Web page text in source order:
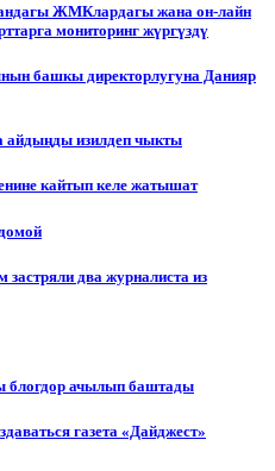
ЖМКлардагы жана он-лайн
мониторинг жүргүздү
башкы директорлугуна Данияр
айдыңды изилдеп чыкты
кайтып келе жатышат
два журналиста из
блогдор ачылып баштады
газета «Дайджест»